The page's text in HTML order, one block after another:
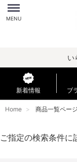
Menu
MENU
い
新着情報 ブ
Home 商品一覧ページ
ご指定の検索条件に